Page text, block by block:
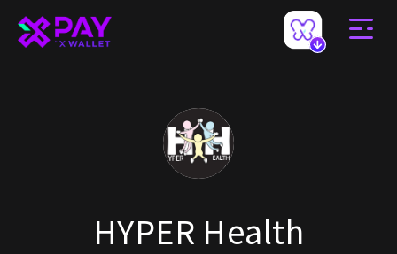
HYPER Health